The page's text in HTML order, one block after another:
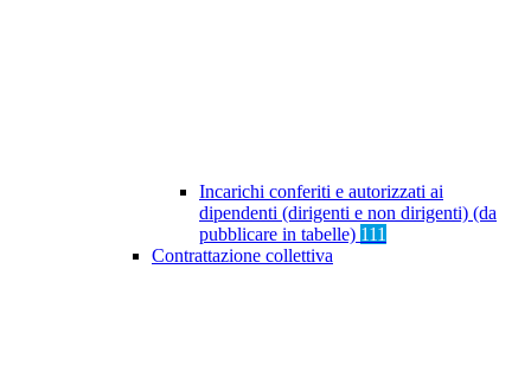
Incarichi conferiti e autorizzati ai
dipendenti (dirigenti e non dirigenti) (da
pubblicare in tabelle) 111
Contrattazione collettiva